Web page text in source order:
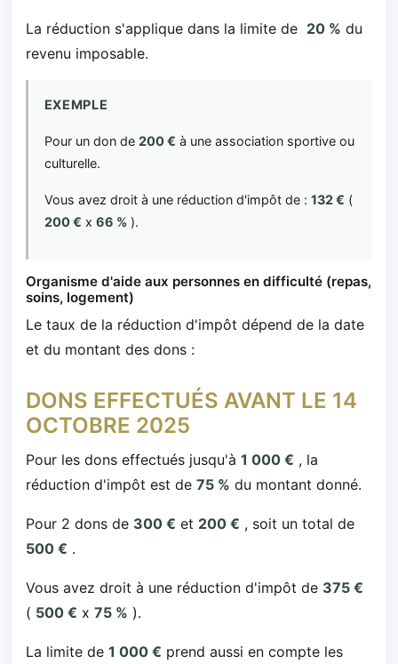
La réduction s'applique dans la limite de 20 % du
revenu imposable.
EXEMPLE
Pour un don de 200 € à une association sportive ou
culturelle.
Vous avez droit à une réduction d'impôt de : 132 € (
200 € x 66 %).
Organisme d'aide aux personnes en difficulté (repas,
soins, logement)
Le taux de la réduction d'impôt dépend de la date
et du montant des dons :
DONS EFFECTUÉS AVANT LE 14
OCTOBRE 2025
Pour les dons effectués jusqu'à 1 000 € , la
réduction d'impôt est de 75 % du montant donné.
Pour 2 dons de 300 € et 200 € , soit un total de
500 € .
Vous avez droit à une réduction d'impôt de 375 €
( 500 € x 75 % ).
La limite de 1 000 € prend aussi en compte les